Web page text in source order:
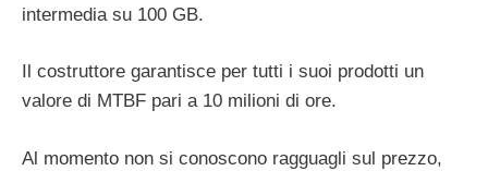
intermedia su 100 GB.
Il costruttore garantisce per tutti i suoi prodotti un
valore di MTBF pari a 10 milioni di ore.
Al momento non si conoscono ragguagli sul prezzo,